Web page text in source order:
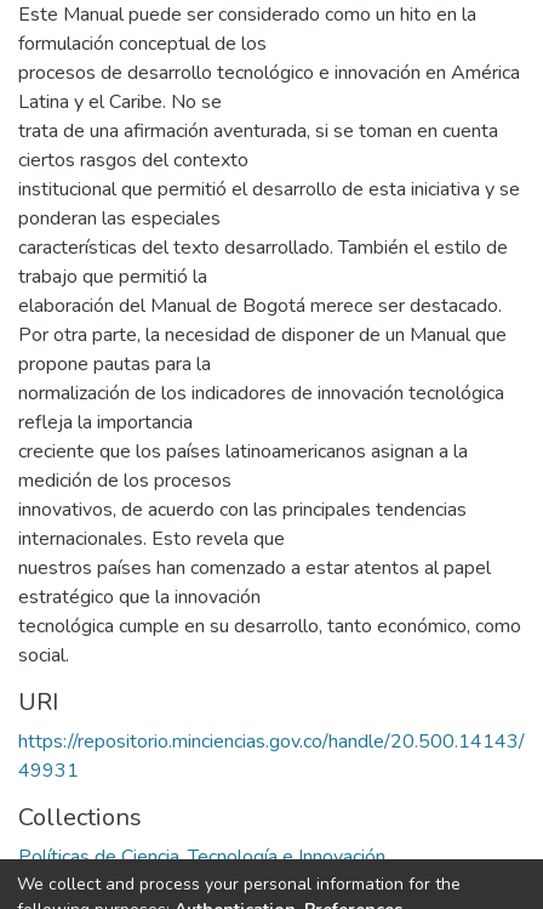
Este Manual puede ser considerado como un hito en la
formulación conceptual de los
procesos de desarrollo tecnológico e innovación en América
Latina y el Caribe. No se
trata de una afirmación aventurada, si se toman en cuenta
ciertos rasgos del contexto
institucional que permitió el desarrollo de esta iniciativa y se
ponderan las especiales
características del texto desarrollado. También el estilo de
trabajo que permitió la
elaboración del Manual de Bogotá merece ser destacado.
Por otra parte, la necesidad de disponer de un Manual que
propone pautas para la
normalización de los indicadores de innovación tecnológica
refleja la importancia
creciente que los países latinoamericanos asignan a la
medición de los procesos
innovativos, de acuerdo con las principales tendencias
internacionales. Esto revela que
nuestros países han comenzado a estar atentos al papel
estratégico que la innovación
tecnológica cumple en su desarrollo, tanto económico, como
social.
URI
https://repositorio.minciencias.gov.co/handle/20.500.14143/
49931
Collections
Políticas de Ciencia, Tecnología e Innovación
We collect and process your personal information for the